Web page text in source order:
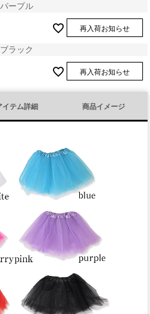
パープル
再入荷お知らせ
ブラック
再入荷お知らせ
イテム詳細 商品イメージ